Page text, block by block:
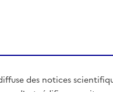
des notices